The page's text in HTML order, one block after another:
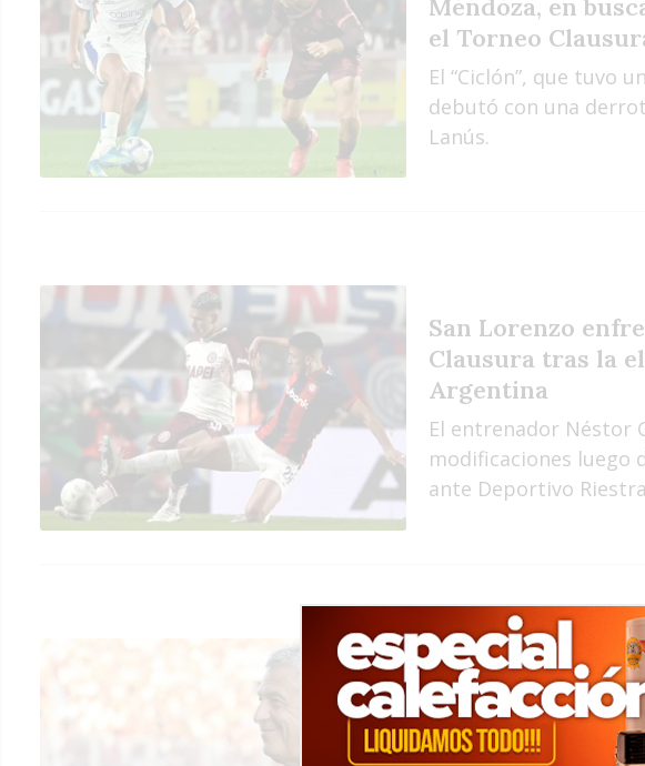
el Torneo
El “Ciclón”, que tuvo
debutó con una
Lanús.
San Lorenzo
Clausura tras la
Argentina
El entrenador Néstor
modificaciones luego
ante Deportivo
“No te sorprenda
Lorenzo
emotivo video